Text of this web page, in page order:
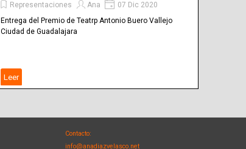
Representaciones Ana
07 Dic 2020
Entrega del Premio de Teatrp Antonio Buero Vallejo
Ciudad de Guadalajara
Leer
Contacto:
info@anadiazvelasco.net